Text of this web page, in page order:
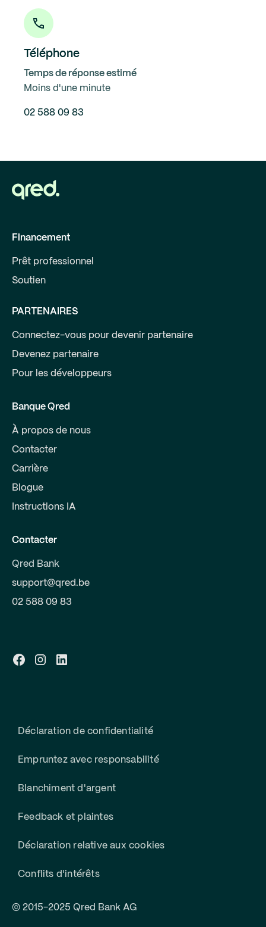
Téléphone
Temps de réponse estimé
Moins d'une minute
02 588 09 83
Financement
Prêt professionnel
Soutien
PARTENAIRES
Connectez-vous pour devenir partenaire
Devenez partenaire
Pour les développeurs
Banque Qred
À propos de nous
Contacter
Carrière
Blogue
Instructions IA
Contacter
Qred Bank
support@qred.be
02 588 09 83
© 2015-2025 Qred Bank AG
Déclaration de confidentialité
Empruntez avec responsabilité
Blanchiment d'argent
Feedback et plaintes
Déclaration relative aux cookies
Conflits d'intérêts